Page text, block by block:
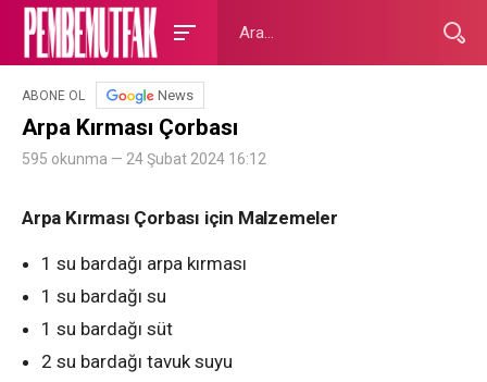
ABONE OL News
Arpa Kırması Çorbası
595 okunma — 24 Şubat 2024 16:12
Arpa Kırması Çorbası için Malzemeler
1 su bardağı arpa kırması
1 su bardağı su
1 su bardağı süt
2 su bardağı tavuk suyu